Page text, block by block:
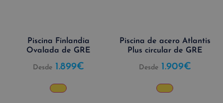
Piscina Finlandia
Ovalada de GRE
Desde 1.899€
Piscina de acero Atlantis
Plus circular de GRE
Desde 1.909€